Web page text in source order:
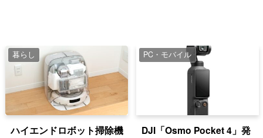
暮らし
ハイエンドロボット掃除機
PC・モバイル
DJI「Osmo Pocket 4」発